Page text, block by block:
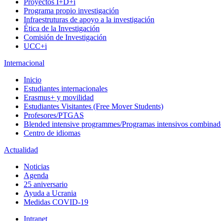
Proyectos I+D+i
Programa propio investigación
Infraestruturas de apoyo a la investigación
Ética de la Investigación
Comisión de Investigación
UCC+i
Internacional
Inicio
Estudiantes internacionales
Erasmus+ y movilidad
Estudiantes Visitantes (Free Mover Students)
Profesores/PTGAS
Blended intensive programmes/Programas intensivos
Centro de idiomas
Actualidad
Noticias
Agenda
25 aniversario
Ayuda a Ucrania
Medidas COVID-19
Intranet